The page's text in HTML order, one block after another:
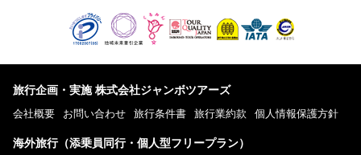
旅行企画・実施 株式会社ジャンボツアーズ
会社概要 お問い合わせ 旅行条件書 旅行業約款 個人情報保護方針
海外旅行（添乗員同行・個人型フリープラン）